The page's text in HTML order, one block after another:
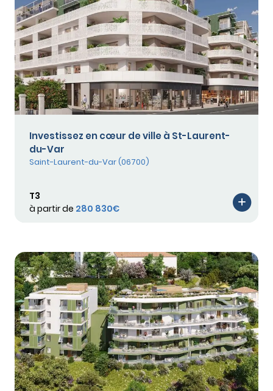
Investissez en cœur de ville à St-Laurent-
du-Var
Saint-Laurent-du-Var (06700)
T3
à partir de 280 830€